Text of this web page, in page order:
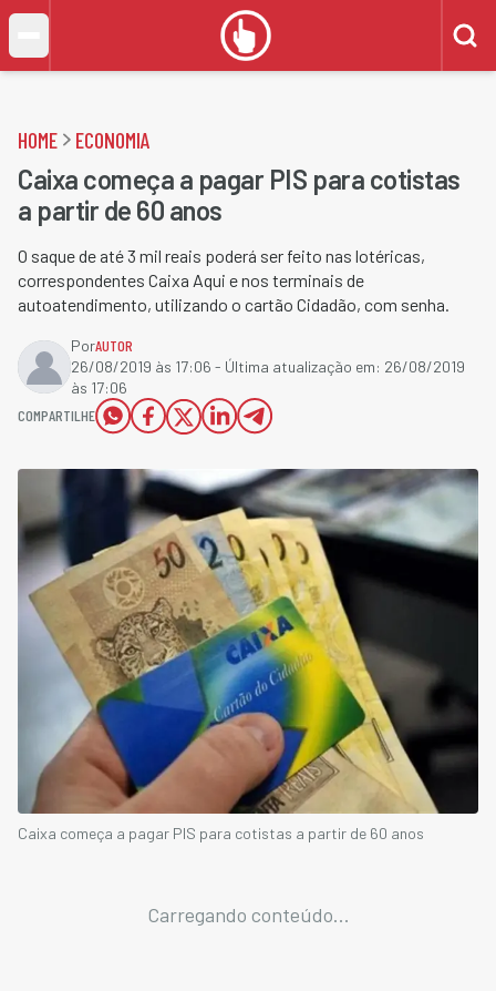
HOME ECONOMIA
Caixa começa a pagar PIS para cotistas
a partir de 60 anos
O saque de até 3 mil reais poderá ser feito nas lotéricas,
correspondentes Caixa Aqui e nos terminais de
autoatendimento, utilizando o cartão Cidadão, com senha.
PorAUTOR
26/08/2019 às 17:06 - Última atualização em: 26/08/2019
às 17:06
COMPARTILHE
Caixa começa a pagar PIS para cotistas a partir de 60 anos
Carregando conteúdo...